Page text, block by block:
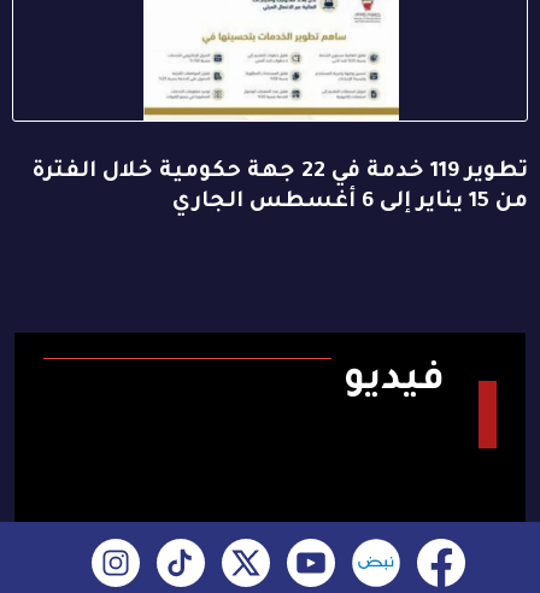
تطوير 119 خدمة في 22 جهة حكومية خلال الفترة
من 15 يناير إلى 6 أغسطس الجاري
فيديو